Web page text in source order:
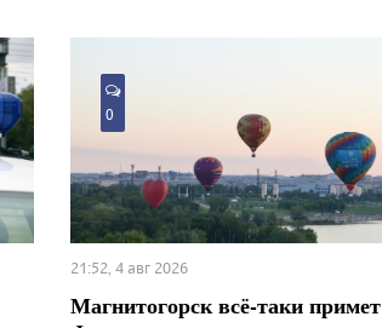
0
21:52, 4 авг 2026
Магнитогорск всё-таки примет